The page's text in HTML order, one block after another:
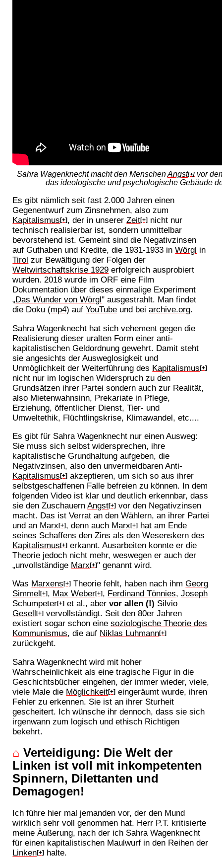
Sahra Wagenknecht macht den MenschenAngst[+]vor
das ideologische und psychologische Gebäude
Es gibt nämlich seit fast 2.000 Jahren einen
Gegenentwurf zum Zinsnehmen, also zum
Kapitalismus[+] , der in unsererZeit[+] nicht nur
technisch realisierbar ist, sondern unmittelbar
bevorstehend ist. Gemeint sind die Negativzinsen
auf Guthaben und Kredite, die 1931-1933 inWörgl in
Tirol zur Bewältigung der Folgen der
Weltwirtschaftskrise 1929 erfolgreich ausprobiert
wurden. 2018 wurde im ORF eine Film
Dokumentation über dieses einmalige Experiment
„Das Wunder von Wörgl" ausgestrahlt. Man findet
die Doku (mp4) aufYouTube und beiarchive.org.
Sahra Wagenknecht hat sich vehement gegen die
Realisierung dieser uralten Form einer anti-
kapitalistischen Geldordnung gewehrt. Damit steht
sie angesichts der Ausweglosigkeit und
Unmöglichkeit der Weiterführung des Kapitalismus[+]
nicht nur im logischen Widerspruch zu den
Grundsätzen ihrer Partei sondern auch zur Realität,
also Mietenwahnsinn, Prekariate in Pflege,
Erziehung, öffentlicher Dienst, Tier- und
Umweltethik, Flüchtlingskrise, Klimawandel, etc....
Es gibt für Sahra Wagenknecht nur einen Ausweg:
Sie muss sich selbst widersprechen, ihre
kapitalistische Grundhaltung aufgeben, die
Negativzinsen, also den unvermeidbaren Anti-
Kapitalismus[+] akzeptieren, um sich so aus ihrer
selbstgeschaffenen Falle befreien zu können. In dem
folgenden Video ist klar und deutlich erkennbar, dass
sie den ZuschauernAngst[+] vor den Negativzinsen
macht. Das ist Verrat an den Wählern, an ihrer Partei
und an Marx[+], denn auch Marx[+] hat am Ende
seines Schaffens den Zins als den Wesenskern des
Kapitalismus[+] erkannt. Ausarbeiten konnte er die
Theorie jedoch nicht mehr, weswegen er auch der
„unvollständige Marx[+]" genannt wird.
Was Marxens[+] Theorie fehlt, haben nach ihmGeorg
Simmel[+] , Max Weber[+] , Ferdinand Tönnies,Joseph
Schumpeter[+] et al., abervor allen (!) Silvio
Gesell[+] vervollständigt. Seit den 80er Jahren
existiert sogar schon einesoziologische Theorie des
Kommunismus, die auf Niklas Luhmann[+]
zurückgeht.
Sahra Wagenknecht wird mit hoher
Wahrscheinlichkeit als eine tragische Figur in die
Geschichtsbücher eingehen, der immer wieder, viele,
viele Male die Möglichkeit[+] eingeräumt wurde, ihren
Fehler zu erkennen. Sie ist an ihrer Sturheit
gescheitert. Ich wünsche ihr dennoch, dass sie sich
irgenwann zum logisch und ethisch Richtigen
bekehrt.
⌂ Verteidigung: Die Welt der
Linken ist voll mit inkompetenten
Spinnern, Dilettanten und
Demagogen!
Ich führe hier mal jemanden vor, der den Mund
wirklich sehr voll genommen hat. Herr P.T. kritisierte
meine Äußerung, nach der ich Sahra Wagenknecht
für einen kapitalistischen Maulwurf in den Reihen der
Linken[+] halte.